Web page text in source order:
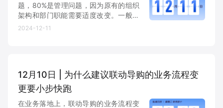
培训课程
私域课程
增长俱乐部 有赞商盟
商家社区
题，80%是管理问题，因为原有的组织
架构和部门职能需要适度改变。一般来
说，新的私域运营所需要的相关能力会
2024-12-11
12月10日 | 为什么建议联动导购的业务流程变
更要小步快跑
在业务落地上，联动导购的业务流程变